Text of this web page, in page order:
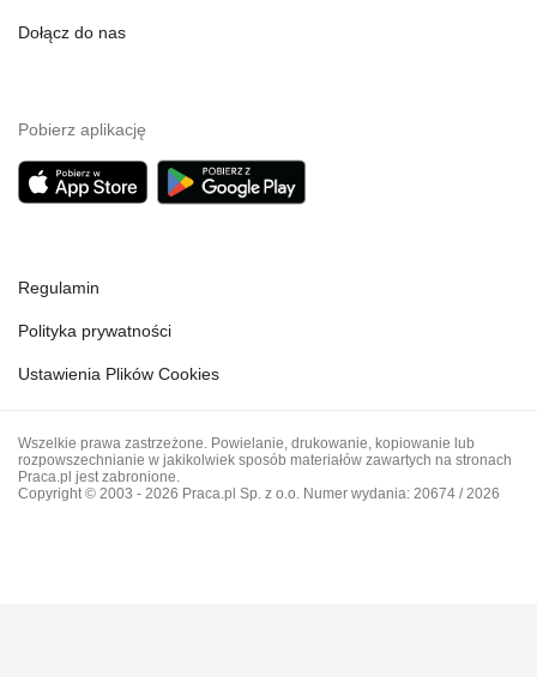
Dołącz do nas
Pobierz aplikację
Regulamin
Polityka prywatności
Ustawienia Plików Cookies
Wszelkie prawa zastrzeżone. Powielanie, drukowanie, kopiowanie lub
rozpowszechnianie w jakikolwiek sposób materiałów zawartych na stronach
Praca.pl jest zabronione.
Copyright © 2003 - 2026 Praca.pl Sp. z o.o. Numer wydania: 20674 / 2026